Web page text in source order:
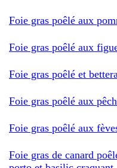
Foie gras poêlé aux
Foie gras poêlé aux
Foie gras poêlé et
Foie gras poêlé aux
Foie gras poêlé aux
Foie gras de canard